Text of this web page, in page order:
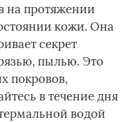
на протяжении
кожи. Она
секрет
пылью. Это
покровов,
в течение дня
водой